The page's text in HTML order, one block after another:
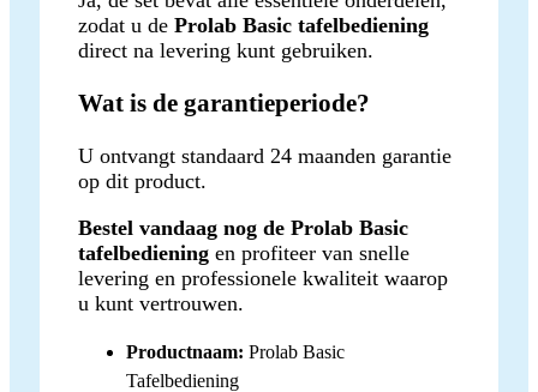
zodat u de Prolab Basic tafelbediening
direct na levering kunt gebruiken.
Wat is de garantieperiode?
U ontvangt standaard 24 maanden garantie
op dit product.
Bestel vandaag nog de Prolab Basic
tafelbediening en profiteer van snelle
levering en professionele kwaliteit waarop
u kunt vertrouwen.
Productnaam: Prolab Basic
Tafelbediening